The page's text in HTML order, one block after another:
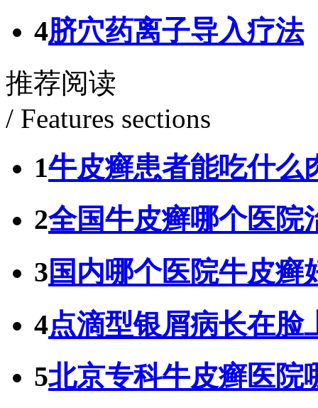
4脐穴药离子导入疗法
推荐阅读
/ Features sections
1牛皮癣患者能吃什么
2全国牛皮癣哪个医院
3国内哪个医院牛皮癣
4点滴型银屑病长在脸
5北京专科牛皮癣医院